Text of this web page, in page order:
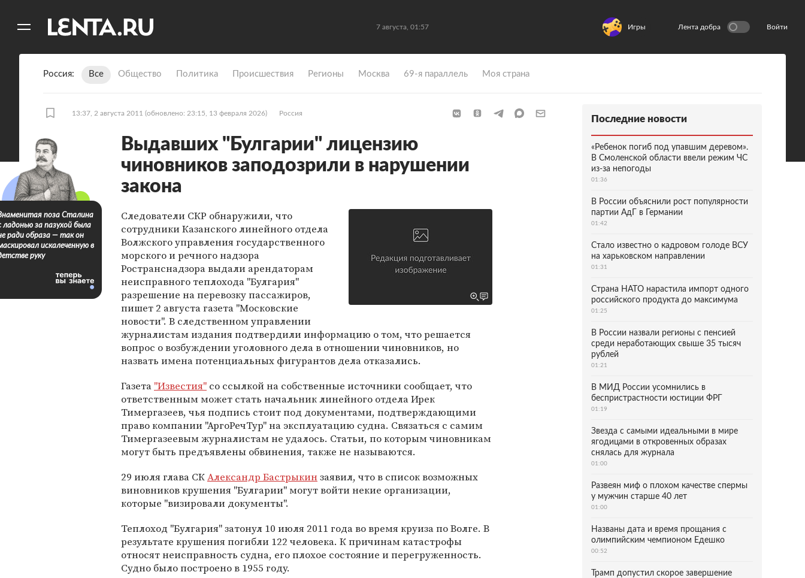
7 августа, 01:57 Игры Лента добра Войти
Россия Все Общество Политика Происшествия Регионы Москва 69-я параллель Моя страна
13:37, 2 августа 2011 (обновлено: 23:15, 13 февраля 2026) Россия
Выдавших "Булгарии" лицензию
чиновников заподозрили в нарушении
закона
Следователи СКР обнаружили, что
сотрудники Казанского линейного отдела
Волжского управления государственного
морского и речного надзора
Ространснадзора выдали арендаторам
неисправного теплохода "Булгария"
разрешение на перевозку пассажиров,
пишет 2 августа газета "Московские
новости". В следственном управлении
журналистам издания подтвердили информацию о том, что решается
вопрос о возбуждении уголовного дела в отношении чиновников, но
назвать имена потенциальных фигурантов дела отказались.
Газета "Известия" со ссылкой на собственные источники сообщает, что
ответственным может стать начальник линейного отдела Ирек
Тимергазеев, чья подпись стоит под документами, подтверждающими
право компании "АргоРечТур" на эксплуатацию судна. Связаться с самим
Тимергазеевым журналистам не удалось. Статьи, по которым чиновникам
могут быть предъявлены обвинения, также не называются.
29 июля глава СКАлександр Бастрыкинзаявил, что в список возможных
виновников крушения "Булгарии" могут войти некие организации,
которые "визировали документы".
Теплоход "Булгария" затонул 10 июля 2011 года во время круиза по Волге. В
результате крушения погибли 122 человека. К причинам катастрофы
относят неисправность судна, его плохое состояние и перегруженность.
Судно было построено в 1955 году.
поза Сталина
ладонью за пазухой была
ради образа — так он
искалеченную в
руку
Последние новости
«Ребенок погиб под упавшим деревом».
В Смоленской области ввели режим ЧС
из-за непогоды
01:36
В России объяснили рост популярности
партии АдГ в Германии
01:42
Стало известно о кадровом голоде ВСУ
на харьковском направлении
01:31
Страна НАТО нарастила импорт одного
российского продукта до максимума
01:25
В России назвали регионы с пенсией
среди неработающих свыше 35 тысяч
рублей
01:21
В МИД России усомнились в
беспристрастности юстиции ФРГ
01:19
Звезда с самыми идеальными в мире
ягодицами в откровенных образах
снялась для журнала
01:00
Развеян миф о плохом качестве спермы
у мужчин старше 40 лет
01:00
Названы дата и время прощания с
олимпийским чемпионом Едешко
00:52
Трамп допустил скорое завершение